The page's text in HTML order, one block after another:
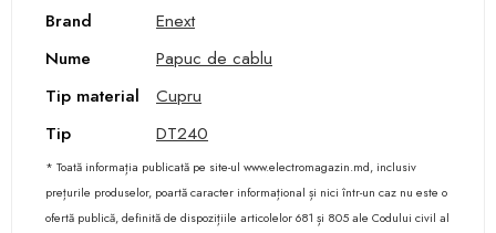
Brand
Enext
Nume
Papuc de cablu
Tip material
Cupru
Tip
DT240
* Toată informația publicată pe site-ul www.electromagazin.md, inclusiv
prețurile produselor, poartă caracter informațional și nici într-un caz nu este o
ofertă publică, definită de dispozițiile articolelor 681 și 805 ale Codului civil al